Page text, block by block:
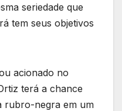
seriedade que
tem seus objetivos
acionado no
terá a chance
rubro-negra em um